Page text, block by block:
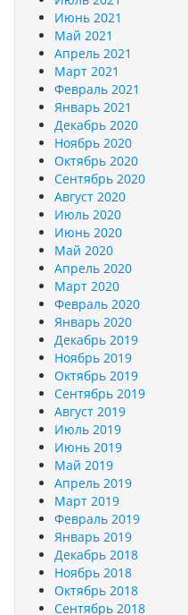
Июнь 2021
Май 2021
Апрель 2021
Март 2021
Февраль 2021
Январь 2021
Декабрь 2020
Ноябрь 2020
Октябрь 2020
Сентябрь 2020
Август 2020
Июль 2020
Июнь 2020
Май 2020
Апрель 2020
Март 2020
Февраль 2020
Январь 2020
Декабрь 2019
Ноябрь 2019
Октябрь 2019
Сентябрь 2019
Август 2019
Июль 2019
Июнь 2019
Май 2019
Апрель 2019
Март 2019
Февраль 2019
Январь 2019
Декабрь 2018
Ноябрь 2018
Октябрь 2018
Сентябрь 2018